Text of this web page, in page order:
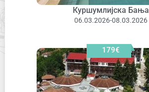
Куршумлијска Бања
06.03.2026-08.03.2026
179€